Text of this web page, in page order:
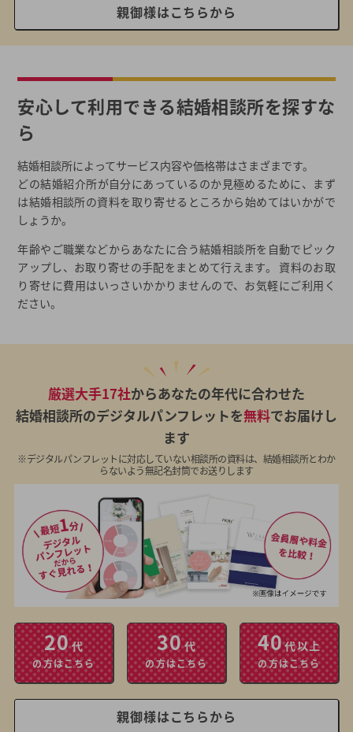
親御様はこちらから
安心して利用できる結婚相談所を探すな
ら
結婚相談所によってサービス内容や価格帯はさまざまです。
どの結婚紹介所が自分にあっているのか見極めるために、まず
は結婚相談所の資料を取り寄せるところから始めてはいかがで
しょうか。
年齢やご職業などからあなたに合う結婚相談所を自動でピック
アップし、お取り寄せの手配をまとめて行えます。 資料のお取
り寄せに費用はいっさいかかりませんので、お気軽にご利用く
ださい。
厳選大手17社からあなたの年代に合わせた
結婚相談所のデジタルパンフレットを無料でお届けし
ます
※デジタルパンフレットに対応していない相談所の資料は、結婚相談所とわか
らないよう無記名封筒でお送りします
20代
の方はこちら
30代
の方はこちら
40代以上
の方はこちら
親御様はこちらから